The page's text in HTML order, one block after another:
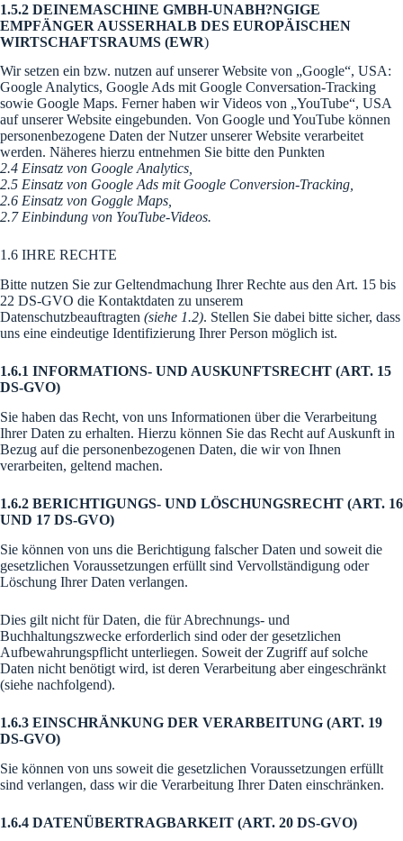
1.5.2 DEINEMASCHINE GMBH-UNABH?NGIGE
EMPFÄNGER AUSSERHALB DES EUROPÄISCHEN
WIRTSCHAFTSRAUMS (EWR)
Wir setzen ein bzw. nutzen auf unserer Website von „Google“, USA:
Google Analytics, Google Ads mit Google Conversation-Tracking
sowie Google Maps. Ferner haben wir Videos von „YouTube“, USA
auf unserer Website eingebunden. Von Google und YouTube können
personenbezogene Daten der Nutzer unserer Website verarbeitet
werden. Näheres hierzu entnehmen Sie bitte den Punkten
2.4 Einsatz von Google Analytics,
2.5 Einsatz von Google Ads mit Google Conversion-Tracking,
2.6 Einsatz von Goggle Maps,
2.7 Einbindung von YouTube-Videos.
1.6 IHRE RECHTE
Bitte nutzen Sie zur Geltendmachung Ihrer Rechte aus den Art. 15 bis
22 DS-GVO die Kontaktdaten zu unserem
Datenschutzbeauftragten (siehe 1.2). Stellen Sie dabei bitte sicher, dass
uns eine eindeutige Identifizierung Ihrer Person möglich ist.
1.6.1 INFORMATIONS- UND AUSKUNFTSRECHT (ART. 15
DS-GVO)
Sie haben das Recht, von uns Informationen über die Verarbeitung
Ihrer Daten zu erhalten. Hierzu können Sie das Recht auf Auskunft in
Bezug auf die personenbezogenen Daten, die wir von Ihnen
verarbeiten, geltend machen.
1.6.2 BERICHTIGUNGS- UND LÖSCHUNGSRECHT (ART. 16
UND 17 DS-GVO)
Sie können von uns die Berichtigung falscher Daten und soweit die
gesetzlichen Voraussetzungen erfüllt sind Vervollständigung oder
Löschung Ihrer Daten verlangen.
Dies gilt nicht für Daten, die für Abrechnungs- und
Buchhaltungszwecke erforderlich sind oder der gesetzlichen
Aufbewahrungspflicht unterliegen. Soweit der Zugriff auf solche
Daten nicht benötigt wird, ist deren Verarbeitung aber eingeschränkt
(siehe nachfolgend).
1.6.3 EINSCHRÄNKUNG DER VERARBEITUNG (ART. 19
DS-GVO)
Sie können von uns soweit die gesetzlichen Voraussetzungen erfüllt
sind verlangen, dass wir die Verarbeitung Ihrer Daten einschränken.
1.6.4 DATENÜBERTRAGBARKEIT (ART. 20 DS-GVO)